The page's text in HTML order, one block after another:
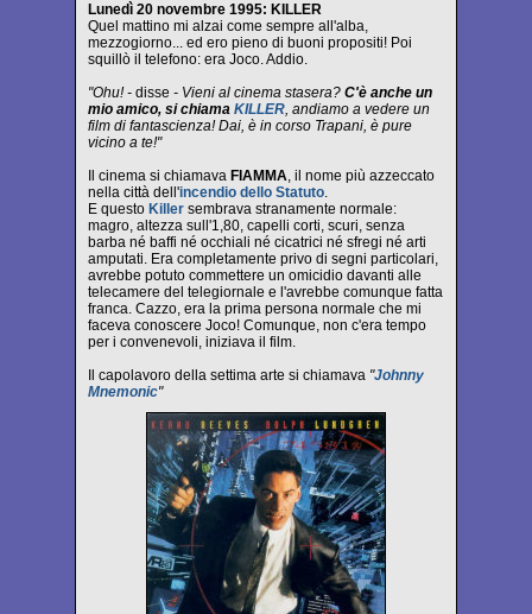
Lunedì 20 novembre 1995: KILLER
Quel mattino mi alzai come sempre all'alba,
mezzogiorno... ed ero pieno di buoni propositi! Poi
squillò il telefono: era Joco. Addio.
"Ohu! - disse - Vieni al cinema stasera? C'è anche un
mio amico, si chiama KILLER, andiamo a vedere un
film di fantascienza! Dai, è in corso Trapani, è pure
vicino a te!"
Il cinema si chiamava FIAMMA, il nome più azzeccato
nella città dell'incendio dello Statuto.
E questo Killer sembrava stranamente normale:
magro, altezza sull'1,80, capelli corti, scuri, senza
barba né baffi né occhiali né cicatrici né sfregi né arti
amputati. Era completamente privo di segni particolari,
avrebbe potuto commettere un omicidio davanti alle
telecamere del telegiornale e l'avrebbe comunque fatta
franca. Cazzo, era la prima persona normale che mi
faceva conoscere Joco! Comunque, non c'era tempo
per i convenevoli, iniziava il film.
Il capolavoro della settima arte si chiamava "Johnny
Mnemonic"